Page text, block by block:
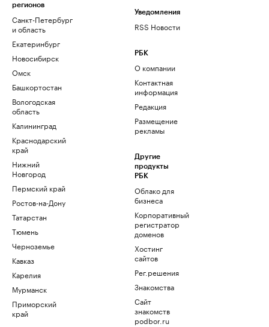
регионов
Санкт-Петербург
и область
Екатеринбург
Новосибирск
Омск
Башкортостан
Вологодская
область
Калининград
Краснодарский
край
Нижний
Новгород
Пермский край
Ростов-на-Дону
Татарстан
Тюмень
Черноземье
Кавказ
Карелия
Мурманск
Приморский
край
Уведомления
RSS Новости
РБК
О компании
Контактная
информация
Редакция
Размещение
рекламы
Другие
продукты
РБК
Облако для
бизнеса
Корпоративный
регистратор
доменов
Хостинг
сайтов
Рег.решения
Знакомства
Сайт
знакомств
podbor.ru